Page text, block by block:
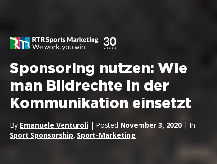
Sponsoring nutzen: Wie
man Bildrechte in der
Kommunikation einsetzt
By Emanuele Venturoli | Posted November 3, 2020 | In
Sport Sponsorship, Sport-Marketing